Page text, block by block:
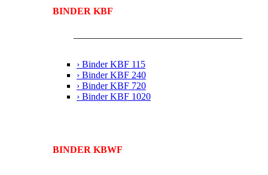
BINDER KBF
› Binder KBF 115
› Binder KBF 240
› Binder KBF 720
› Binder KBF 1020
BINDER KBWF